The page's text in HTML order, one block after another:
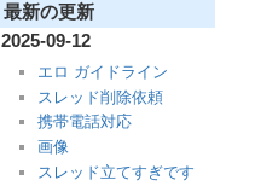
最新の更新
2025-09-12
エロ ガイドライン
スレッド削除依頼
携帯電話対応
画像
スレッド立てすぎです